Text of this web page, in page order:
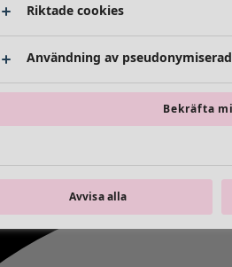
Riktade cookies
Användning av
Bekräfta
Avvisa alla